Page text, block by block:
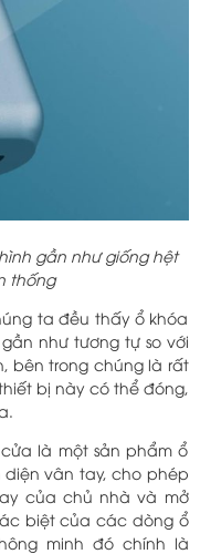
gần như giống hệt
thống
ta đều thấy ổ khóa
như tương tự so với
bên trong chúng là rất
bị này có thể đóng,
là một sản phẩm ổ
vân tay, cho phép
của chủ nhà và mở
biệt của các dòng ổ
minh đó chính là